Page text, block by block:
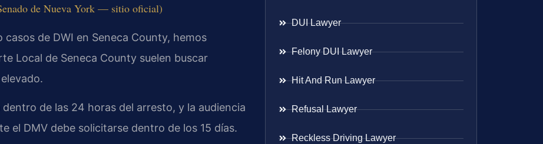
de Nueva York — sitio oficial)
de DWI en Seneca County, hemos
Local de Seneca County suelen buscar
de las 24 horas del arresto, y la audiencia
el DMV debe solicitarse dentro de los 15 días.
DUI Lawyer
Felony DUI Lawyer
Hit And Run Lawyer
Refusal Lawyer
Reckless Driving Lawyer